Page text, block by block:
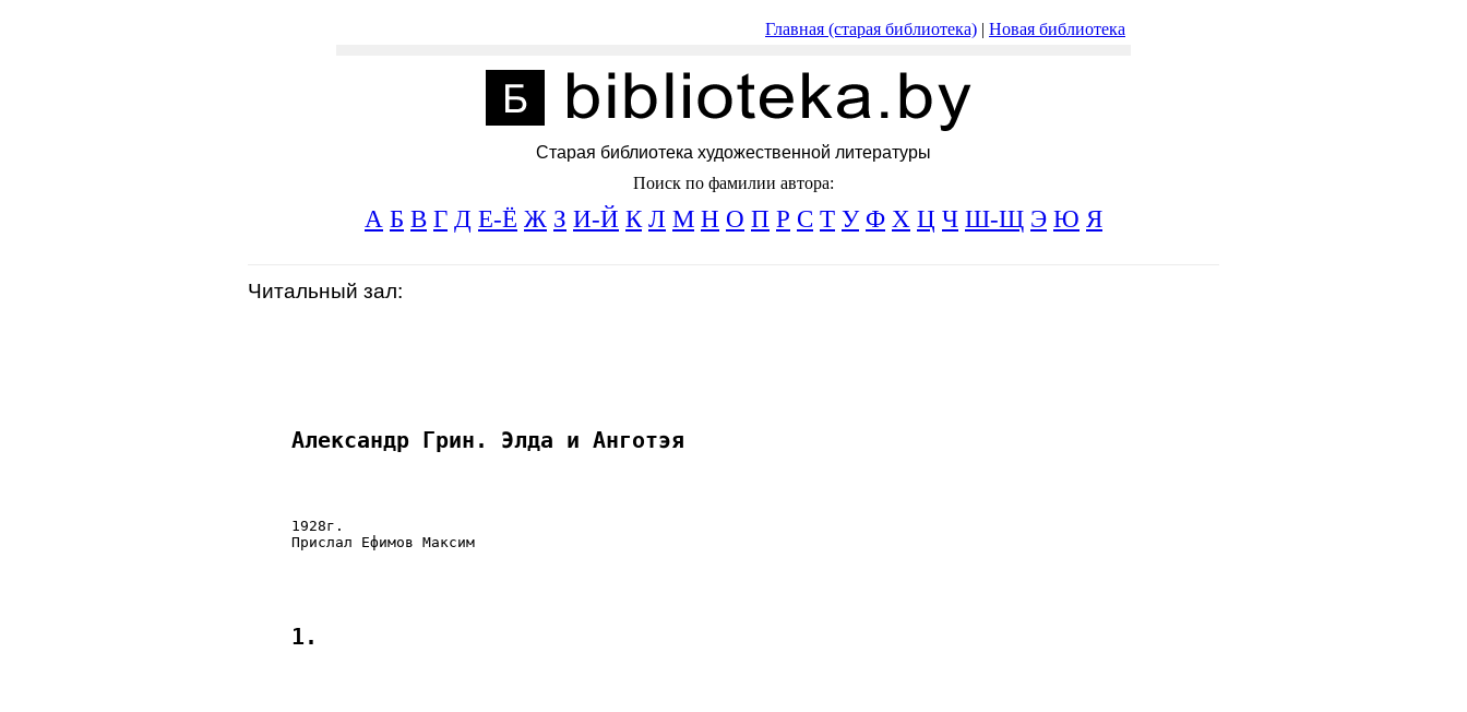
Главная (старая библиотека) | Новая библиотека
Старая библиотека художественной литературы
Поиск по фамилии автора:
А Б В Г Д Е-Ё Ж З И-Й К Л М Н О П Р С Т У Ф Х Ц Ч Ш-Щ Э Ю Я
Читальный зал:
     1928г.